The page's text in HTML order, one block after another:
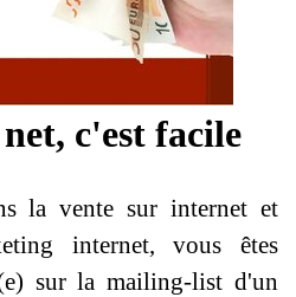
c'est facile
la vente sur internet et
internet,vous êtes
sur la mailing‐list d'un